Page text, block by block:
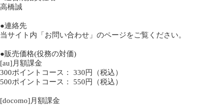
高橋誠
●連絡先
当サイト内「お問い合わせ」のページをご覧ください。
●販売価格(役務の対価)
[au]月額課金
300ポイントコース：
330円（税込）
500ポイントコース：
550円（税込）
[docomo]月額課金